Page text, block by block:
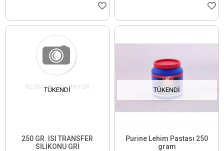
TÜKENDI
250 GR. ISI TRANSFER
SİLİKONU GRİ
TÜKENDI
Purine Lehim Pastası 250
gram